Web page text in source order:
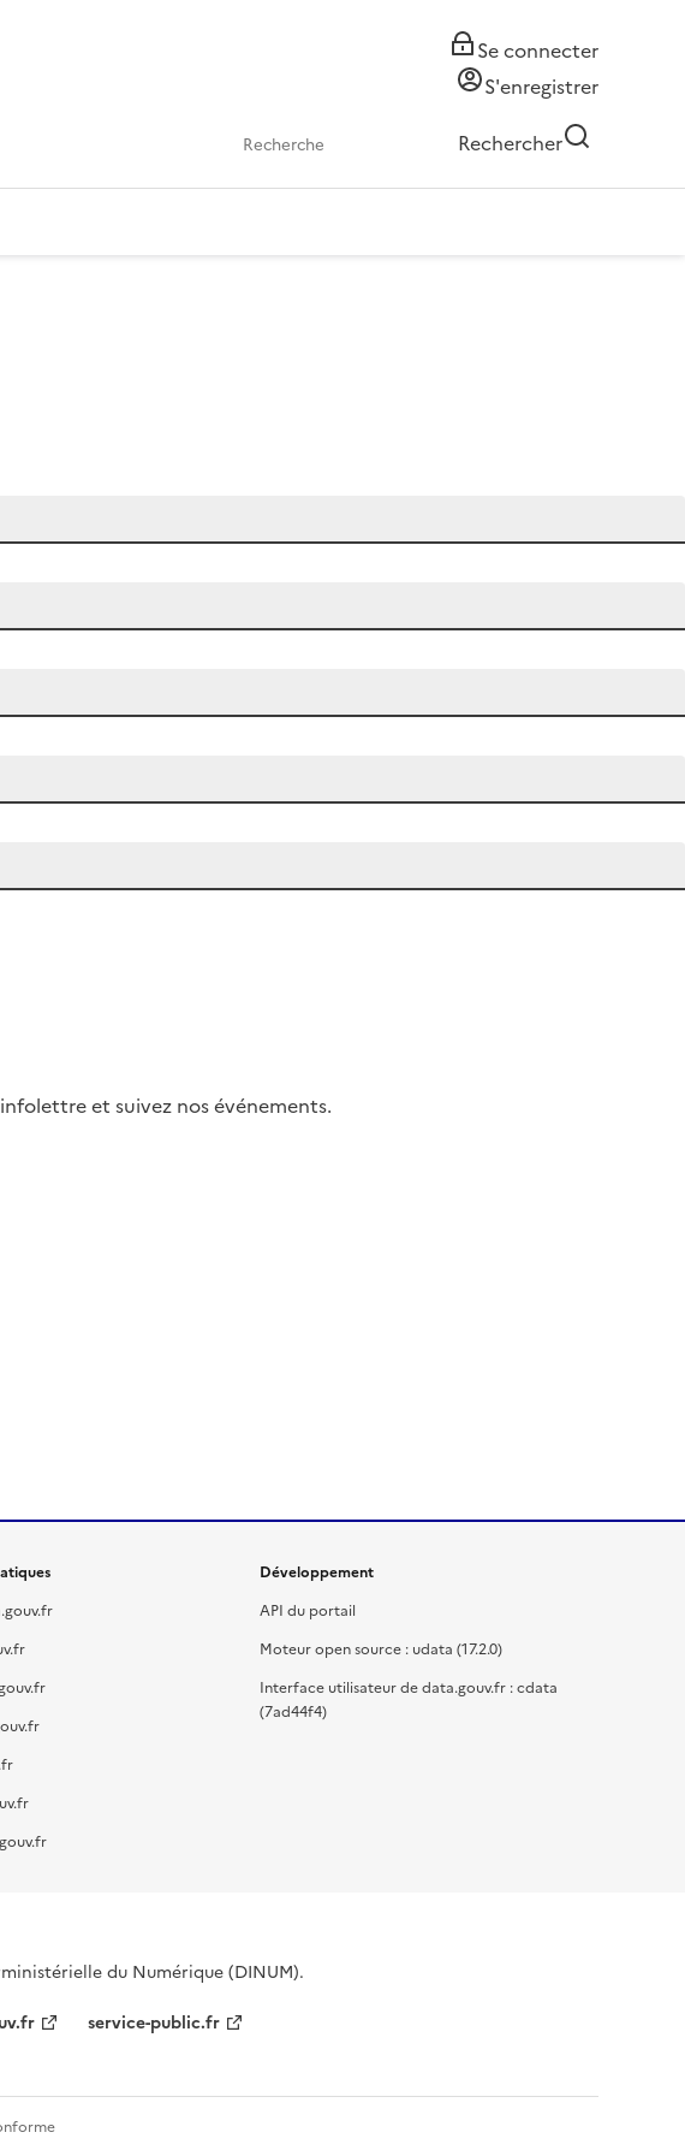
Se connecter
S'enregistrer
Rechercher
et suivez nos événements.
Développement
API du portail
Moteur open source : udata (17.2.0)
Interface utilisateur de data.gouv.fr : cdata
(7ad44f4)
du Numérique (DINUM).
service-public.fr